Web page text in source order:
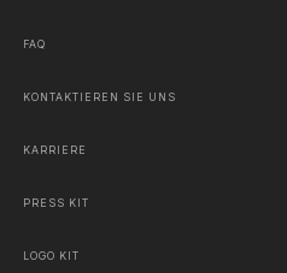
FAQ
KONTAKTIEREN SIE UNS
KARRIERE
PRESS KIT
LOGO KIT